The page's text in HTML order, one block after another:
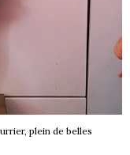
plein de belles